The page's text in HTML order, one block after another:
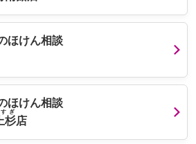
ほけん相談
ほけん相談
杉
ぎ
店